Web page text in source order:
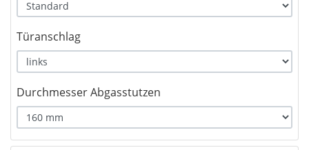
Türanschlag
Durchmesser Abgasstutzen